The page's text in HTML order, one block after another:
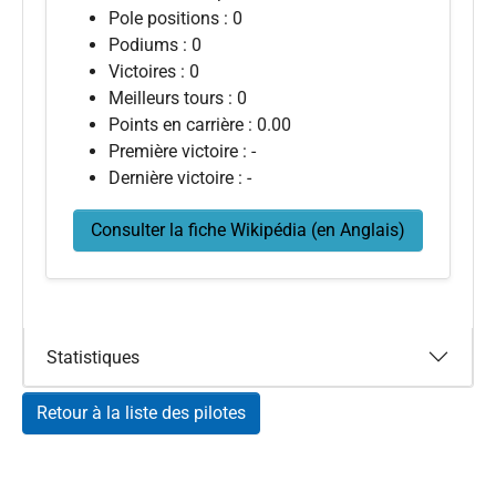
Pole positions : 0
Podiums : 0
Victoires : 0
Meilleurs tours : 0
Points en carrière : 0.00
Première victoire : -
Dernière victoire : -
Consulter la fiche Wikipédia (en Anglais)
Statistiques
Retour à la liste des pilotes